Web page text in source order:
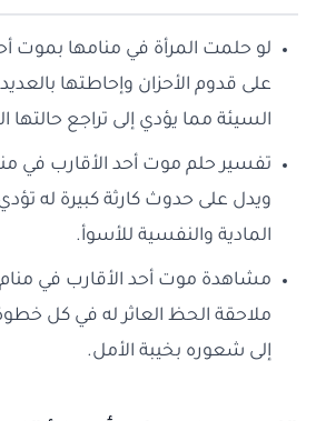
لو حلمت المرأة في منامها بموت
على قدوم الأحزان وإحاطتها
السيئة مما يؤدي إلى تراجع حالتها
تفسير حلم موت أحد الأقارب في
ويدل على حدوث كارثة كبيرة له
المادية والنفسية للأسوأ.
مشاهدة موت أحد الأقارب في
ملاحقة الحظ العاثر له في كل
إلى شعوره بخيبة الأمل.